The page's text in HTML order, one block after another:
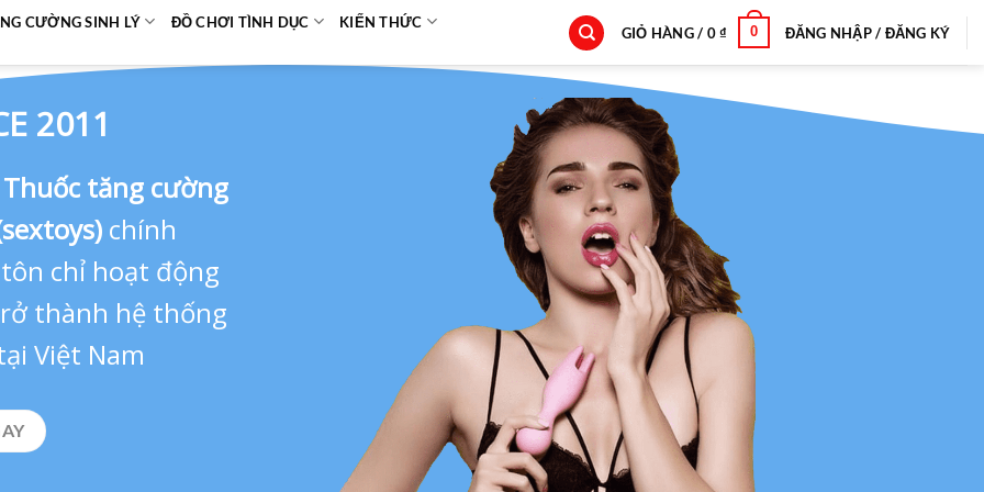
CƯỜNG SINH LÝ ĐỒ CHƠI TÌNH DỤC KIẾN THỨC
GIỎ HÀNG / 0₫ 0 ĐĂNG NHẬP / ĐĂNG KÝ
2011
Thuốc tăng cường
chính
chỉ hoạt động
thành hệ thống
Việt Nam